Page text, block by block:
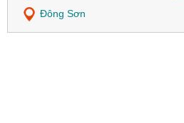
Đông Sơn